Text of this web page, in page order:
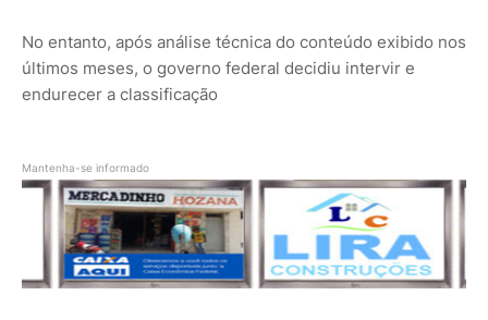
No entanto, após análise técnica do conteúdo exibido nos
últimos meses, o governo federal decidiu intervir e
endurecer a classificação
Mantenha-se informado